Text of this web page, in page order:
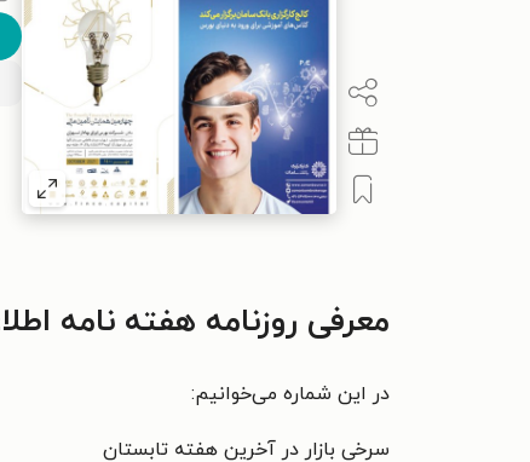
معرفی روزنامه هفته نامه اطلاعات
در این شماره می‌خوانیم:
سرخی بازار در آخرین هفته تابستان